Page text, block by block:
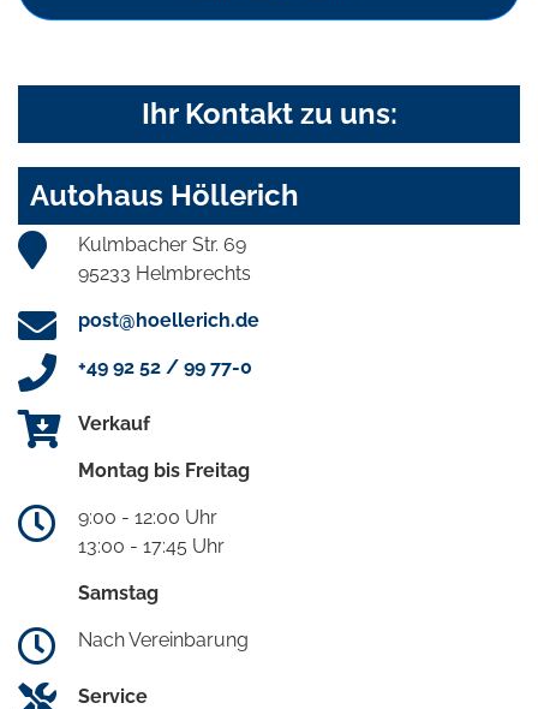
Ihr Kontakt zu uns:
Autohaus Höllerich
Kulmbacher Str. 69
95233 Helmbrechts
post@hoellerich.de
+49 92 52 / 99 77-0
Verkauf
Montag bis Freitag
9:00 - 12:00 Uhr
13:00 - 17:45 Uhr
Samstag
Nach Vereinbarung
Service